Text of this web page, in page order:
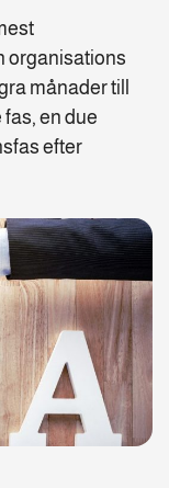
organisations
månader till
en due
efter